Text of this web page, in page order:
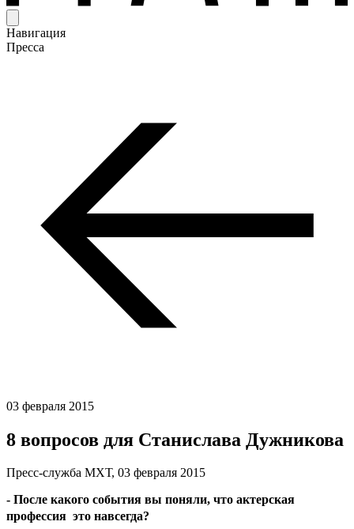
Навигация
Пресса
03 февраля 2015
8 вопросов для Станислава Дужникова
Пресс-служба МХТ, 03 февраля 2015
- После какого события вы поняли, что актерская
профессия  это навсегда?